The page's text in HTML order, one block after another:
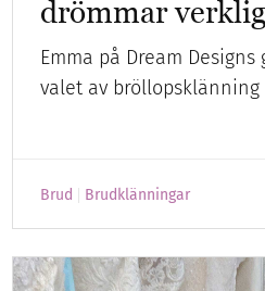
drömmar
Emma på Dream
valet av bröllopsklänning
Brud Brudklänningar